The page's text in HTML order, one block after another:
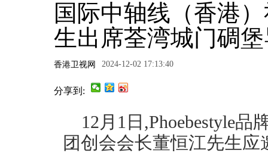
国际中轴线（香港
生出席荃湾城门碉
香港卫视网 2024-12-02 17:13:40
分享到:
12月1日,Phoebestyle
团创会会长董恒江先生